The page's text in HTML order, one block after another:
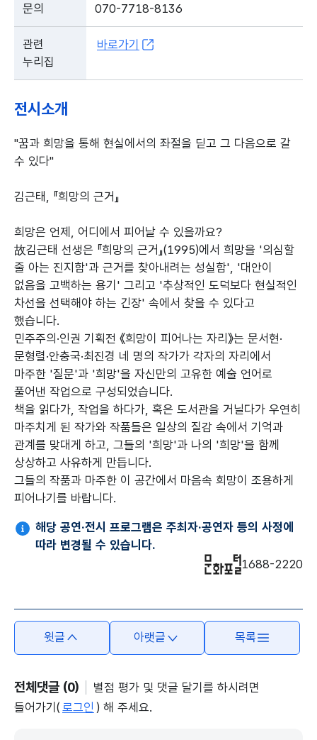
문의 070-7718-8136
관련
누리집
바로가기
전시소개
"꿈과 희망을 통해 현실에서의 좌절을 딛고 그 다음으로 갈
수 있다"
김근태, 『희망의 근거』
희망은 언제, 어디에서 피어날 수 있을까요?
故김근태 선생은 『희망의 근거』(1995)에서 희망을 '의심할
줄 아는 진지함'과 근거를 찾아내려는 성실함', '대안이
없음을 고백하는 용기' 그리고 '추상적인 도덕보다 현실적인
차선을 선택해야 하는 긴장' 속에서 찾을 수 있다고
했습니다.
민주주의·인권 기획전 《희망이 피어나는 자리》는 문서현·
문형렬·안충국·최진경 네 명의 작가가 각자의 자리에서
마주한 '질문'과 '희망'을 자신만의 고유한 예술 언어로
풀어낸 작업으로 구성되었습니다.
책을 읽다가, 작업을 하다가, 혹은 도서관을 거닐다가 우연히
마주치게 된 작가와 작품들은 일상의 질감 속에서 기억과
관계를 맞대게 하고, 그들의 '희망'과 나의 '희망'을 함께
상상하고 사유하게 만듭니다.
그들의 작품과 마주한 이 공간에서 마음속 희망이 조용하게
피어나기를 바랍니다.
해당 공연·전시 프로그램은 주최자·공연자 등의 사정에
따라 변경될 수 있습니다.
1688-2220
윗글 아랫글 목록
전체댓글 (0)
별점 평가 및 댓글 달기를 하시려면
들어가기( 로그인 ) 해 주세요.